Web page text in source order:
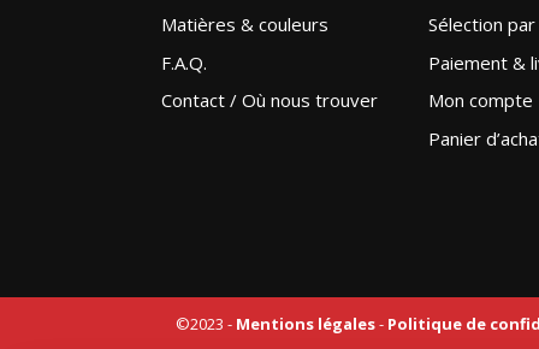
Matières & couleurs
F.A.Q.
Contact / Où nous trouver
Sélection
Paiement &
Mon compte
Panier
©2023 - Mentions légales- Politique de